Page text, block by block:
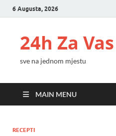
6 Augusta, 2026
24h Za Vas
sve na jednom mjestu
MAIN MENU
RECEPTI